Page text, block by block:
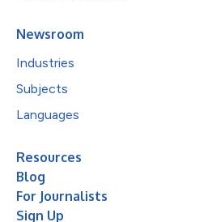
Newsroom
Industries
Subjects
Languages
Resources
Blog
For Journalists
Sign Up